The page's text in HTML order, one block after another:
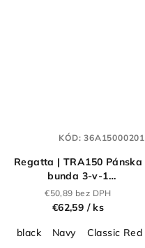
Regatta | TRA150 Pánska
bunda 3-v-1
"Classic"_36.A150
€50,89 bez DPH
€62,59 / ks
black
Navy Classic Red
KÓD:36A15000201